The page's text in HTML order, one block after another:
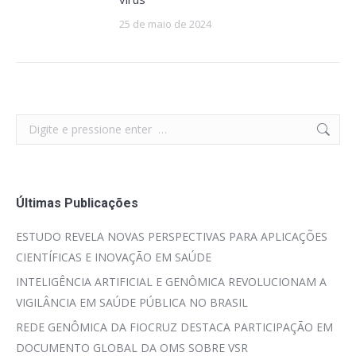
25 de maio de 2024
Search:
Últimas Publicações
ESTUDO REVELA NOVAS PERSPECTIVAS PARA APLICAÇÕES
CIENTÍFICAS E INOVAÇÃO EM SAÚDE
INTELIGÊNCIA ARTIFICIAL E GENÔMICA REVOLUCIONAM A
VIGILÂNCIA EM SAÚDE PÚBLICA NO BRASIL
REDE GENÔMICA DA FIOCRUZ DESTACA PARTICIPAÇÃO EM
DOCUMENTO GLOBAL DA OMS SOBRE VSR